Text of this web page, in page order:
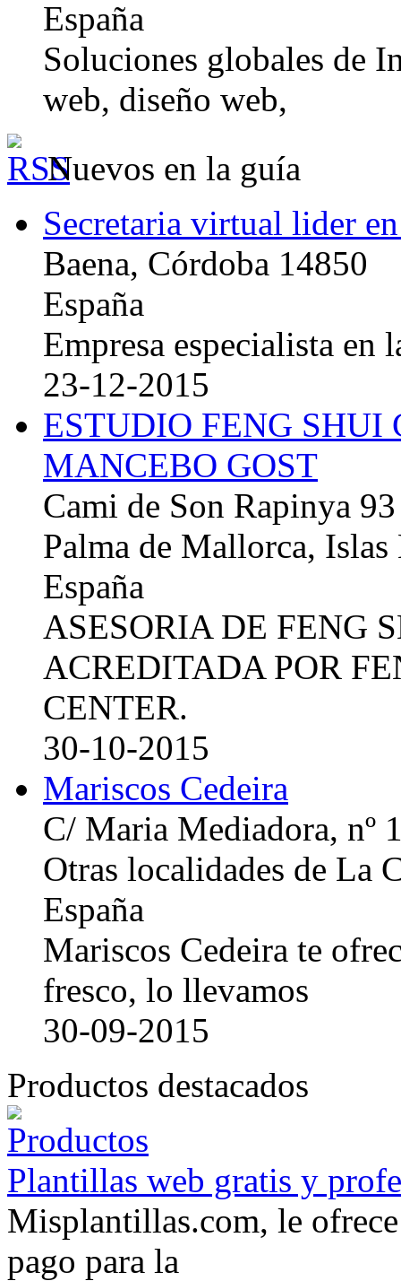
España
Soluciones globales de
web, diseño web,
Nuevos en la guía
Secretaria virtual lider
Baena, Córdoba 14850
España
Empresa especialista en
23-12-2015
ESTUDIO FENG
MANCEBO GOST
Cami de Son Rapinya 93
Palma de Mallorca, Islas
España
ASESORIA DE FENG
ACREDITADA POR
CENTER.
30-10-2015
Mariscos Cedeira
C/ Maria Mediadora, nº
Otras localidades de La
España
Mariscos Cedeira te
fresco, lo llevamos
30-09-2015
Productos destacados
Plantillas web gratis y
Misplantillas.com, le
pago para la